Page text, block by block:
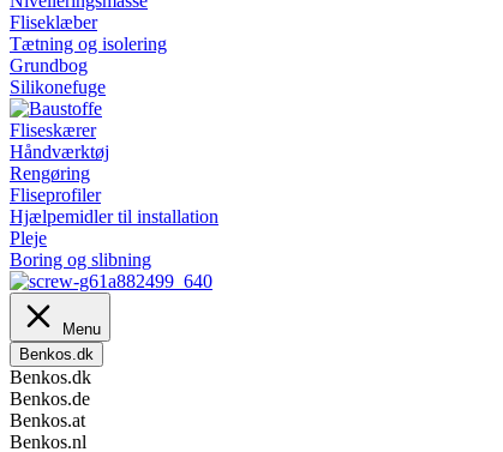
Fliseklæber
Tætning og isolering
Grundbog
Silikonefuge
Fliseskærer
Håndværktøj
Rengøring
Fliseprofiler
Hjælpemidler til installation
Pleje
Boring og slibning
Menu
Benkos.dk
Benkos.dk
Benkos.de
Benkos.at
Benkos.nl